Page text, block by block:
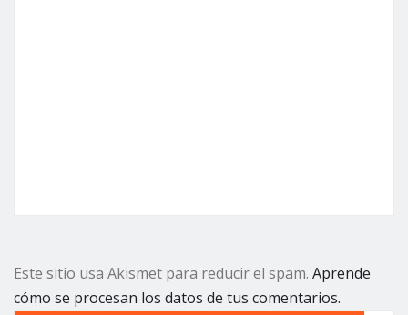
Este sitio usa Akismet para reducir el spam. Aprende
cómo se procesan los datos de tus comentarios.